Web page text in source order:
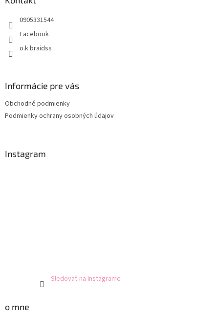
0905331544
Facebook
o.k.braidss
Informácie pre vás
Obchodné podmienky
Podmienky ochrany osobných údajov
Instagram
Sledovať na Instagrame
o mne